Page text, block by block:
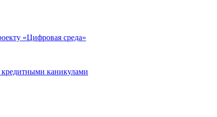
«Цифровая среда»
каникулами